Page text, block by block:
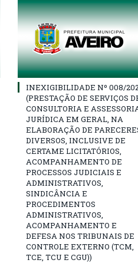
INEXIGIBILIDADE Nº 008/
(PRESTAÇÃO DE SERVIÇOS
CONSULTORIA E
JURÍDICA EM GERAL, NA
ELABORAÇÃO DE
DIVERSOS, INCLUSIVE DE
CERTAME LICITATÓRIOS,
ACOMPANHAMENTO DE
PROCESSOS JUDICIAIS E
ADMINISTRATIVOS,
SINDICÂNCIA E
PROCEDIMENTOS
ADMINISTRATIVOS,
ACOMPANHAMENTO E
DEFESA NOS TRIBUNAIS DE
CONTROLE EXTERNO (TCM,
TCE, TCU E CGU))